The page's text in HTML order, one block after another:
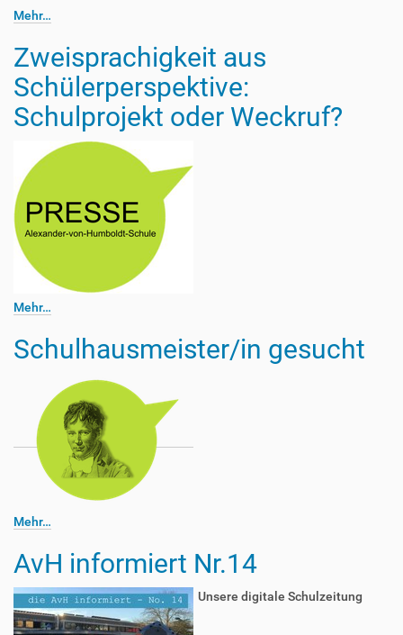
Mehr…
Zweisprachigkeit aus
Schülerperspektive:
Schulprojekt oder Weckruf?
Mehr…
Schulhausmeister/in gesucht
Mehr…
AvH informiert Nr.14
Unsere digitale Schulzeitung